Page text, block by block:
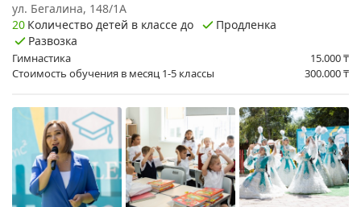
ул. ​Бегалина, 148/1А
20 Количество детей в классе до
Продленка
Развозка
Гимнастика 15.000₸
Стоимость обучения в месяц 1-5 классы
300.000₸